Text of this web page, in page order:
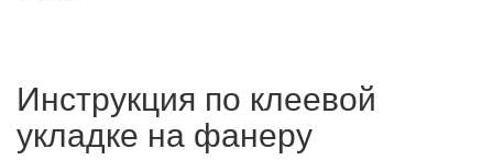
Инструкция по клеевой
укладке на фанеру